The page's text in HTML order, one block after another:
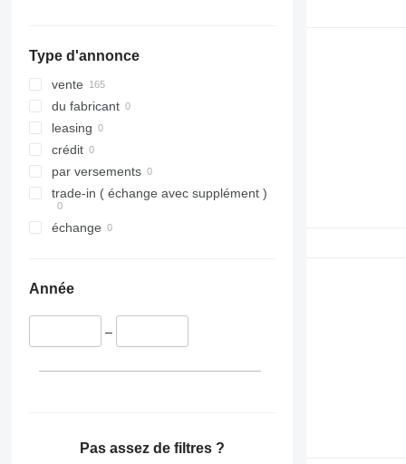
Type d'annonce
vente
du fabricant
leasing
crédit
par versements
trade-in ( échange avec supplément )
échange
Année
–
Pas assez de filtres ?